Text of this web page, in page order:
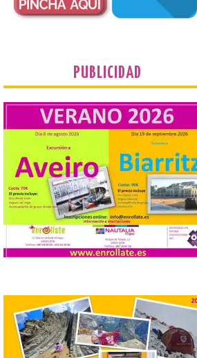
para la realización de
obras y servicios de
interés general y social
con más de 8,7 millones de
euros de inversión
6 Ago 2026
La Consejería de
Industria, Universidades,
Empleo y Comercio
destina 8,75 millones de
euros al programa JOVEL
2026, cofinanciado por el Fondo Social
Europeo Plus (FSE+), para favorecer la
contratación temporal de 300 jóvenes
En la Comarca de Liébana
tienes 6 rincones únicos
para ver el Eclipse de Sol
PUBLICIDAD